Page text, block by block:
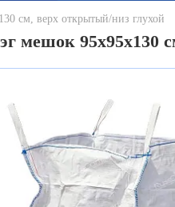
см, верх открытый/низ глухой
мешок 95х95х130